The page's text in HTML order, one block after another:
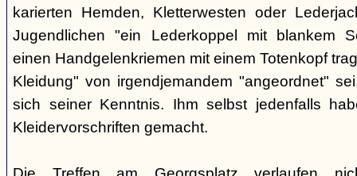
karierten Hemden, Kletterwesten oder
Jugendlichen "ein Lederkoppel mit blankem
einen Handgelenkriemen mit einem Totenkopf
Kleidung" von irgendjemandem "angeordnet"
sich seiner Kenntnis. Ihm selbst jedenfalls
Kleidervorschriften gemacht.